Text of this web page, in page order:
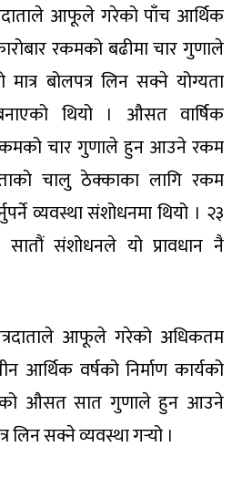
आफूले गरेको पाँच आर्थिक
रकमको बढीमा चार गुणाले
बोलपत्र लिन सक्ने योग्यता
थियो । औसत वार्षिक
चार गुणाले हुन आउने रकम
चालु ठेक्काका लागि रकम
व्यवस्था संशोधनमा थियो । २३
संशोधनले यो प्रावधान नै
आफूले गरेको अधिकतम
आर्थिक वर्षको निर्माण कार्यको
औसत सात गुणाले हुन आउने
लिन सक्ने व्यवस्था गर्‍यो ।